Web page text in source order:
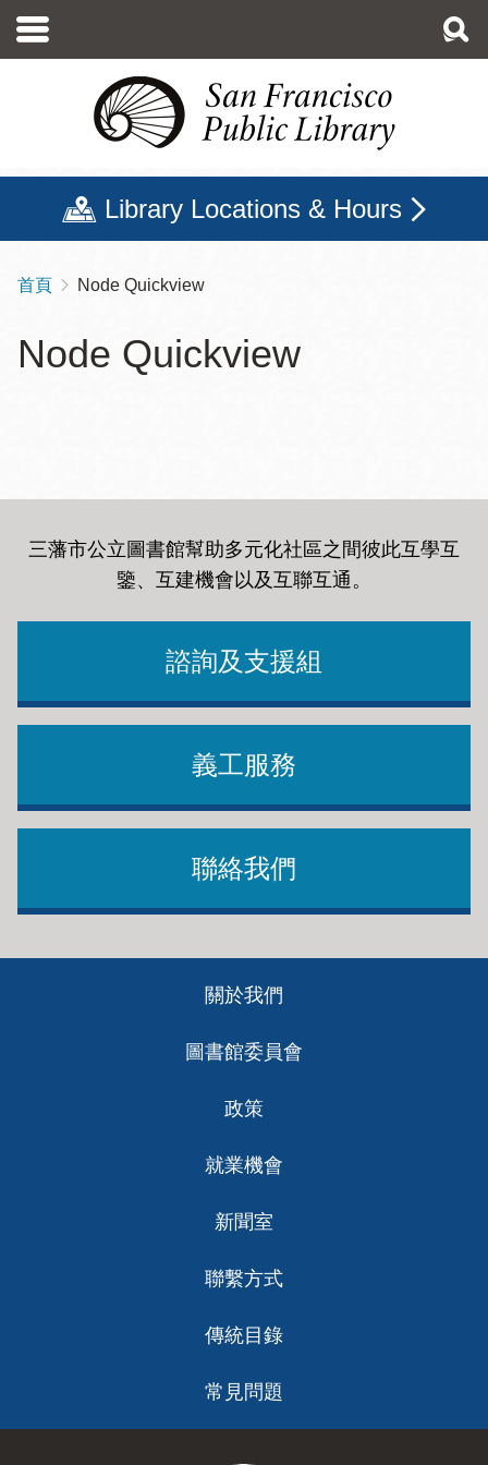
至
Library Locations & Hours
導
連
首頁 Node Quickview
Node Quickview
三藩市公立圖書館幫助多元化社區之間彼此互學互
鑒、互建機會以及互聯互通。
諮詢及支援組
義工服務
聯絡我們
關於我們
圖書館委員會
政策
就業機會
新聞室
聯繫方式
傳統目錄
常見問題